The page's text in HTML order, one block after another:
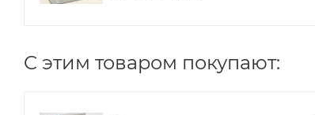
C этим товаром покупают: